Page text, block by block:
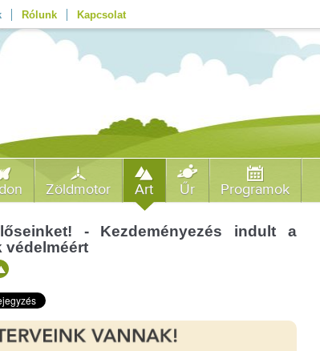
Rólunk Kapcsolat
Zöldmotor Art Űr Programok
- Kezdeményezés indult a
védelméért